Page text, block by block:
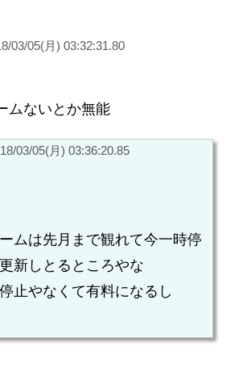
03/05(月) 03:32:31.80
ムないとか無能
03/05(月) 03:36:20.85
ムは先月まで観れて今一時停
新しとるところやな
止やなくて有料になるし